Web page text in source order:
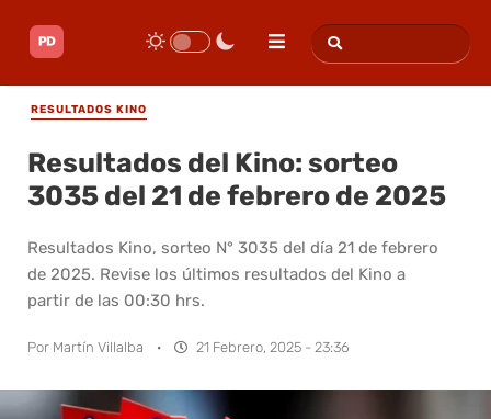
RESULTADOS KINO
Resultados del Kino: sorteo
3035 del 21 de febrero de 2025
Resultados Kino, sorteo N° 3035 del día 21 de febrero
de 2025. Revise los últimos resultados del Kino a
partir de las 00:30 hrs.
Por Martín Villalba · 21 Febrero, 2025 - 23:36